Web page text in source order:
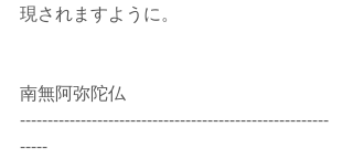
現されますように。
南無阿弥陀仏
--------------------------------------------------------
-----